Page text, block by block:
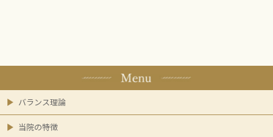
バランス理論
当院の特徴